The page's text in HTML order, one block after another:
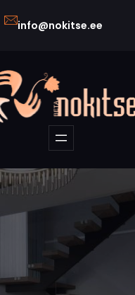
info@nokitse.ee